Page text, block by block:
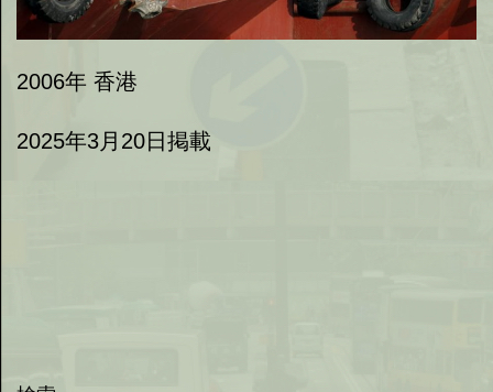
2006年 香港
2025年3月20日掲載